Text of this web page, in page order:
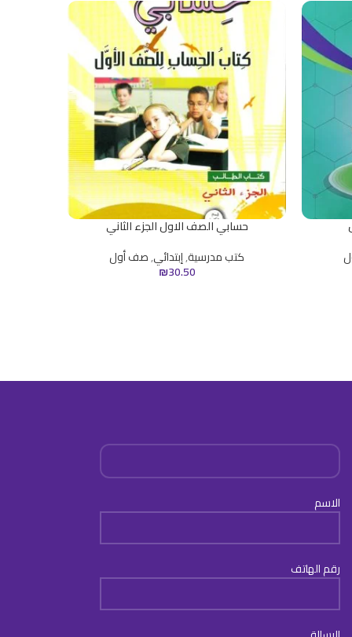
حسابي الصف الاول الجزء الثاني
كتب مدرسية,إبتدائي,صف أول
₪30.50
الاسم
رقم الهاتف